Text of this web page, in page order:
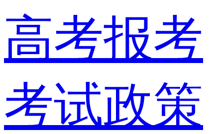
高考报考
考试政策